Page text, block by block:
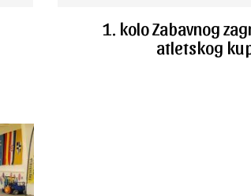
1. kolo Zabavnog
atletskog